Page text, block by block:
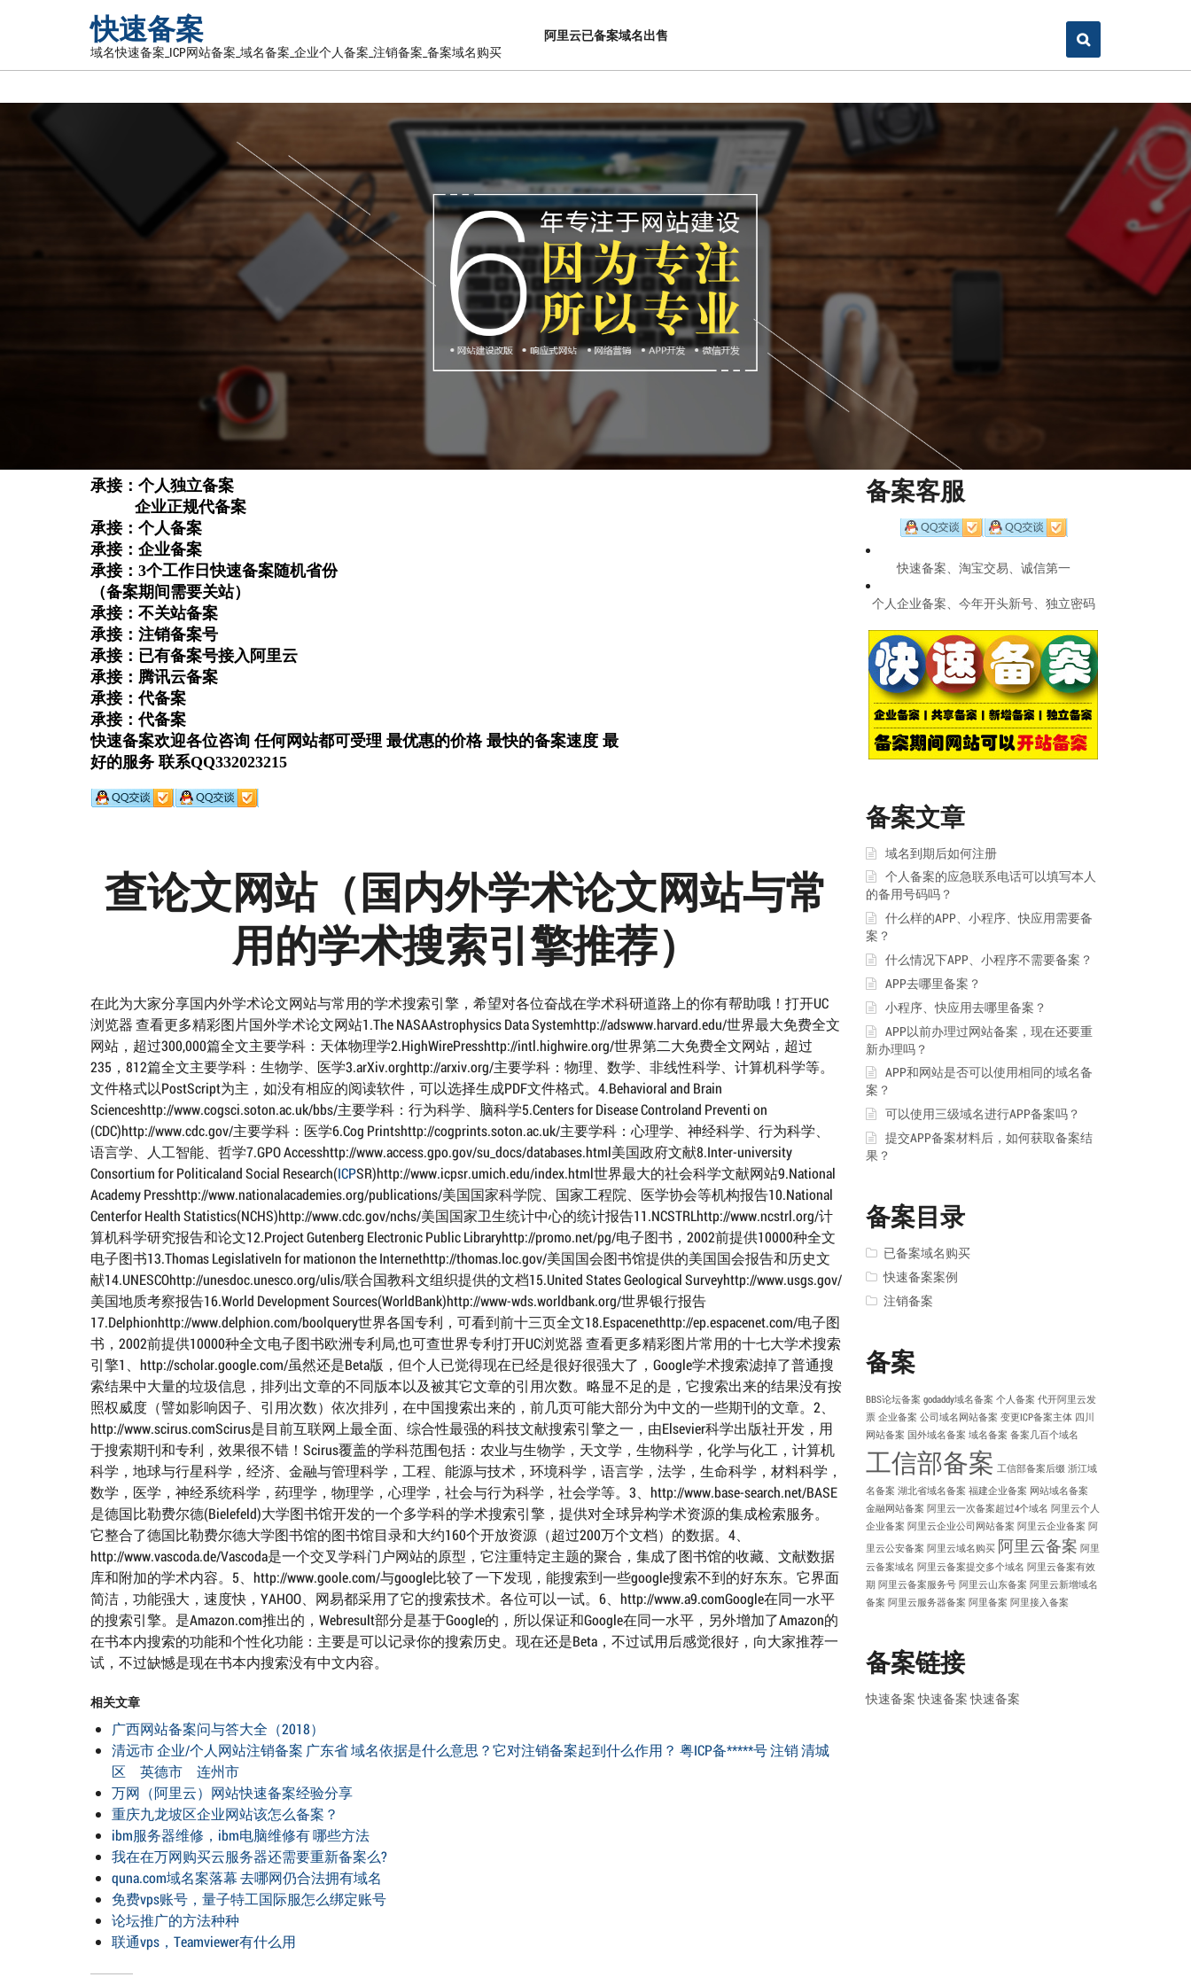
快速备案
域名快速备案_ICP网站备案_域名备案_企业个人备案_注销备案_备案域名购买
阿里云已备案域名出售
查论文网站（国内外学术论文网站与常
用的学术搜索引擎推荐）
在此为大家分享国内外学术论文网站与常用的学术搜索引擎，希望对各位奋战在学术科研道路上的你有帮助哦！打开UC
浏览器 查看更多精彩图片国外学术论文网站1.The NASAAstrophysics Data Systemhttp://adswww.harvard.edu/世界最大免费全文
网站，超过300,000篇全文主要学科：天体物理学2.HighWirePresshttp://intl.highwire.org/世界第二大免费全文网站，超过
235，812篇全文主要学科：生物学、医学3.arXiv.orghttp://arxiv.org/主要学科：物理、数学、非线性科学、计算机科学等。
文件格式以PostScript为主，如没有相应的阅读软件，可以选择生成PDF文件格式。4.Behavioral and Brain
Scienceshttp://www.cogsci.soton.ac.uk/bbs/主要学科：行为科学、脑科学5.Centers for Disease Controland Preventi on
(CDC)http://www.cdc.gov/主要学科：医学6.Cog Printshttp://cogprints.soton.ac.uk/主要学科：心理学、神经科学、行为科学、
语言学、人工智能、哲学7.GPO Accesshttp://www.access.gpo.gov/su_docs/databases.html美国政府文献8.Inter-university
Consortium for Politicaland Social Research(ICPSR)http://www.icpsr.umich.edu/index.html世界最大的社会科学文献网站9.National
Academy Presshttp://www.nationalacademies.org/publications/美国国家科学院、国家工程院、医学协会等机构报告10.National
Centerfor Health Statistics(NCHS)http://www.cdc.gov/nchs/美国国家卫生统计中心的统计报告11.NCSTRLhttp://www.ncstrl.org/计
算机科学研究报告和论文12.Project Gutenberg Electronic Public Libraryhttp://promo.net/pg/电子图书，2002前提供10000种全文
电子图书13.Thomas LegislativeIn for mationon the Internethttp://thomas.loc.gov/美国国会图书馆提供的美国国会报告和历史文
献14.UNESCOhttp://unesdoc.unesco.org/ulis/联合国教科文组织提供的文档15.United States Geological Surveyhttp://www.usgs.gov/
美国地质考察报告16.World Development Sources(WorldBank)http://www-wds.worldbank.org/世界银行报告
17.Delphionhttp://www.delphion.com/boolquery世界各国专利，可看到前十三页全文18.Espacenethttp://ep.espacenet.com/电子图
书，2002前提供10000种全文电子图书欧洲专利局,也可查世界专利打开UC浏览器 查看更多精彩图片常用的十七大学术搜索
引擎1、http://scholar.google.com/虽然还是Beta版，但个人已觉得现在已经是很好很强大了，Google学术搜索滤掉了普通搜
索结果中大量的垃圾信息，排列出文章的不同版本以及被其它文章的引用次数。略显不足的是，它搜索出来的结果没有按
照权威度（譬如影响因子、引用次数）依次排列，在中国搜索出来的，前几页可能大部分为中文的一些期刊的文章。2、
http://www.scirus.comScirus是目前互联网上最全面、综合性最强的科技文献搜索引擎之一，由Elsevier科学出版社开发，用
于搜索期刊和专利，效果很不错！Scirus覆盖的学科范围包括：农业与生物学，天文学，生物科学，化学与化工，计算机
科学，地球与行星科学，经济、金融与管理科学，工程、能源与技术，环境科学，语言学，法学，生命科学，材料科学，
数学，医学，神经系统科学，药理学，物理学，心理学，社会与行为科学，社会学等。3、http://www.base-search.net/BASE
是德国比勒费尔德(Bielefeld)大学图书馆开发的一个多学科的学术搜索引擎，提供对全球异构学术资源的集成检索服务。
它整合了德国比勒费尔德大学图书馆的图书馆目录和大约160个开放资源（超过200万个文档）的数据。4、
http://www.vascoda.de/Vascoda是一个交叉学科门户网站的原型，它注重特定主题的聚合，集成了图书馆的收藏、文献数据
库和附加的学术内容。5、http://www.goole.com/与google比较了一下发现，能搜索到一些google搜索不到的好东东。它界面
简洁，功能强大，速度快，YAHOO、网易都采用了它的搜索技术。各位可以一试。6、http://www.a9.comGoogle在同一水平
的搜索引擎。是Amazon.com推出的，Webresult部分是基于Google的，所以保证和Google在同一水平，另外增加了Amazon的
在书本内搜索的功能和个性化功能：主要是可以记录你的搜索历史。现在还是Beta，不过试用后感觉很好，向大家推荐一
试，不过缺憾是现在书本内搜索没有中文内容。
相关文章
广西网站备案问与答大全（2018）
清远市 企业/个人网站注销备案 广东省 域名依据是什么意思？它对注销备案起到什么作用？ 粤ICP备*****号 注销 清城
区 英德市 连州市
万网（阿里云）网站快速备案经验分享
重庆九龙坡区企业网站该怎么备案？
ibm服务器维修，ibm电脑维修有 哪些方法
我在在万网购买云服务器还需要重新备案么?
quna.com域名案落幕 去哪网仍合法拥有域名
免费vps账号，量子特工国际服怎么绑定账号
论坛推广的方法种种
联通vps，Teamviewer有什么用
备案客服
快速备案、淘宝交易、诚信第一
个人企业备案、今年开头新号、独立密码
备案文章
域名到期后如何注册
个人备案的应急联系电话可以填写本人
的备用号码吗？
什么样的APP、小程序、快应用需要备
案？
什么情况下APP、小程序不需要备案？
APP去哪里备案？
小程序、快应用去哪里备案？
APP以前办理过网站备案，现在还要重
新办理吗？
APP和网站是否可以使用相同的域名备
案？
可以使用三级域名进行APP备案吗？
提交APP备案材料后，如何获取备案结
果？
备案目录
已备案域名购买
快速备案案例
注销备案
备案
BBS论坛备案 godaddy域名备案 个人备案 代开阿里云发
票 企业备案 公司域名网站备案 变更ICP备案主体 四川
网站备案 国外域名备案 域名备案 备案几百个域名
工信部备案 工信部备案后缀 浙江域
名备案 湖北省域名备案 福建企业备案 网站域名备案
金融网站备案 阿里云一次备案超过4个域名 阿里云个人
企业备案 阿里云企业公司网站备案 阿里云企业备案 阿
里云公安备案 阿里云域名购买 阿里云备案 阿里
云备案域名 阿里云备案提交多个域名 阿里云备案有效
期 阿里云备案服务号 阿里云山东备案 阿里云新增域名
备案 阿里云服务器备案 阿里备案 阿里接入备案
备案链接
快速备案 快速备案 快速备案